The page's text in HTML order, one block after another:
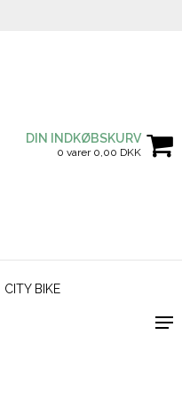
DIN INDKØBSKURV
0 varer 0,00 DKK
CITY BIKE